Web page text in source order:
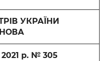
УКРАЇНИ
2021 р. № 305